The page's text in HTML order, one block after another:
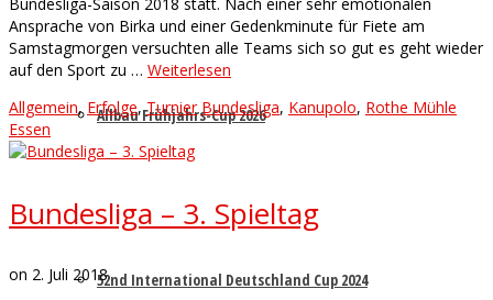
Allbau Frühjahrs-Cup 2026
52nd International Deutschland Cup 2024
Ansprache von Birka und einer Gedenkminute für Fiete am
Samstagmorgen versuchten alle Teams sich so gut es geht wieder
auf den Sport zu … Weiterlesen
Allgemein, Erfolge,Turnier Bundesliga, Kanupolo, Rothe Mühle
Essen
Bundesliga – 3. Spieltag
on 2. Juli 2018